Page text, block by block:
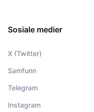
Sosiale medier
X (Twitter)
Samfunn
Telegram
Instagram